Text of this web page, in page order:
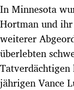
Untermenü
Untermenü
Untermenü
In Minnesota
Hortman und ihr
weiterer
überlebten
jährigen Vance